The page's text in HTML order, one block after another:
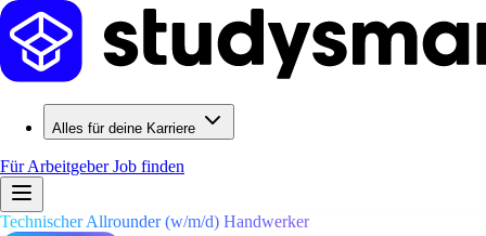
Alles für deine Karriere
Für ArbeitgeberJob finden
Technischer Allrounder (w/m/d) Handwerker